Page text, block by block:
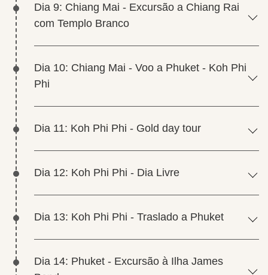
Dia 9: Chiang Mai - Excursão a Chiang Rai
com Templo Branco
Dia 10: Chiang Mai - Voo a Phuket - Koh Phi
Phi
Dia 11: Koh Phi Phi - Gold day tour
Dia 12: Koh Phi Phi - Dia Livre
Dia 13: Koh Phi Phi - Traslado a Phuket
Dia 14: Phuket - Excursão à Ilha James